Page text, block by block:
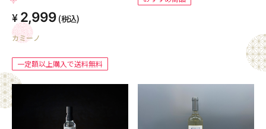
2,999 (税込)
カミーノ
一定額以上購入で送料無料